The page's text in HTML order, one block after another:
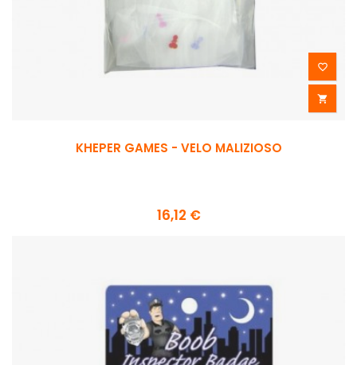


KHEPER GAMES - VELO MALIZIOSO
16,12 €